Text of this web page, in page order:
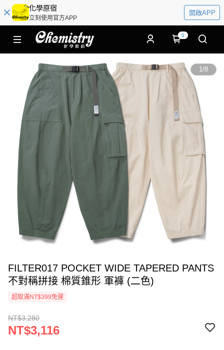
化學原宿
立刻使用官方APP
開啟APP
0
1/8
FILTER017 POCKET WIDE TAPERED PANTS
不對稱拼接 棉質錐形 軍褲 (二色)
超取滿NT$399免運
NT$3,280
NT$3,116